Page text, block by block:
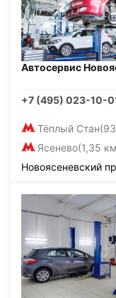
Автосервис
+7 (495) 023-10-
Тёплый Стан
Ясенево(1,35
Новоясеневский